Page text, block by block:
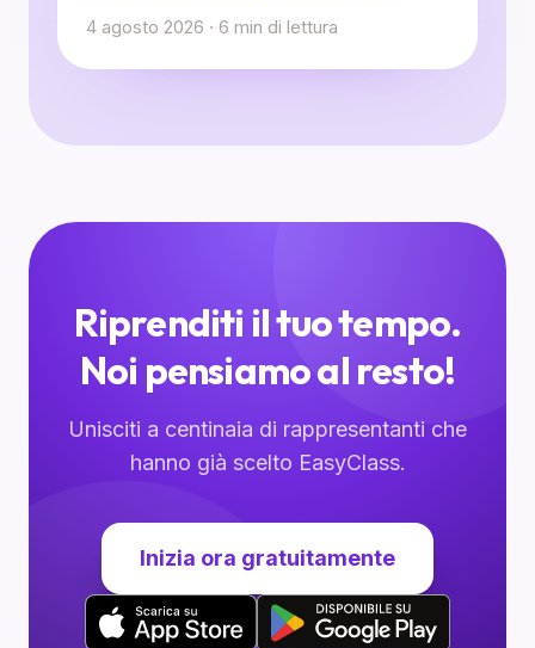
4 agosto 2026 · 6 min di lettura
Riprenditi il tuo tempo.
Noi pensiamo al resto!
Unisciti a centinaia di rappresentanti che
hanno già scelto EasyClass.
Inizia ora gratuitamente